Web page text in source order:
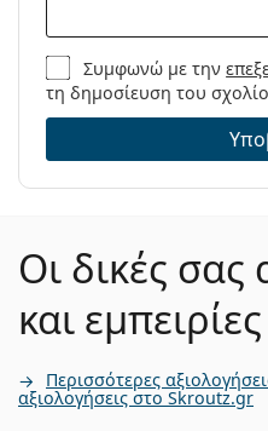
Συμφωνώ με την
τη δημοσίευση του
Οι δικές σας
και εμπειρίες
Περισσότερες
αξιολογήσεις στο Skroutz.gr